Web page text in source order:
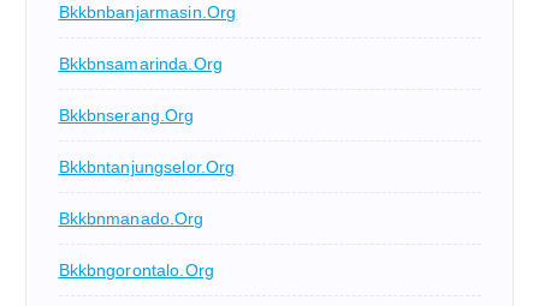
Bkkbnbanjarmasin.org
Bkkbnsamarinda.org
Bkkbnserang.org
Bkkbntanjungselor.org
Bkkbnmanado.org
Bkkbngorontalo.org